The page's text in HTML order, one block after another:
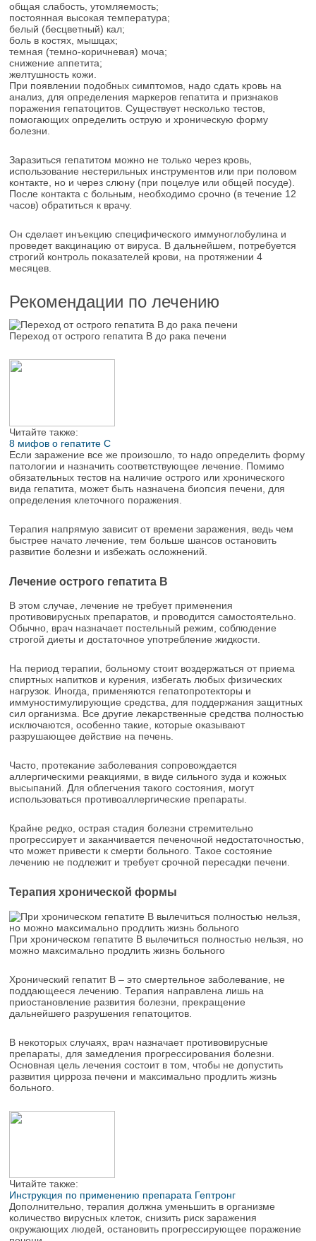
общая слабость, утомляемость;
постоянная высокая температура;
белый (бесцветный) кал;
боль в костях, мышцах;
темная (темно-коричневая) моча;
снижение аппетита;
желтушность кожи.
При появлении подобных симптомов, надо сдать кровь на
анализ, для определения маркеров гепатита и признаков
поражения гепатоцитов. Существует несколько тестов,
помогающих определить острую и хроническую форму
болезни.
Заразиться гепатитом можно не только через кровь,
использование нестерильных инструментов или при половом
контакте, но и через слюну (при поцелуе или общей посуде).
После контакта с больным, необходимо срочно (в течение 12
часов) обратиться к врачу.
Он сделает инъекцию специфического иммуноглобулина и
проведет вакцинацию от вируса. В дальнейшем, потребуется
строгий контроль показателей крови, на протяжении 4
месяцев.
Рекомендации по лечению
Переход от острого гепатита В до рака печени
Читайте также:
8 мифов о гепатите C
Если заражение все же произошло, то надо определить форму
патологии и назначить соответствующее лечение. Помимо
обязательных тестов на наличие острого или хронического
вида гепатита, может быть назначена биопсия печени, для
определения клеточного поражения.
Терапия напрямую зависит от времени заражения, ведь чем
быстрее начато лечение, тем больше шансов остановить
развитие болезни и избежать осложнений.
Лечение острого гепатита В
В этом случае, лечение не требует применения
противовирусных препаратов, и проводится самостоятельно.
Обычно, врач назначает постельный режим, соблюдение
строгой диеты и достаточное употребление жидкости.
На период терапии, больному стоит воздержаться от приема
спиртных напитков и курения, избегать любых физических
нагрузок. Иногда, применяются гепатопротекторы и
иммуностимулирующие средства, для поддержания защитных
сил организма. Все другие лекарственные средства полностью
исключаются, особенно такие, которые оказывают
разрушающее действие на печень.
Часто, протекание заболевания сопровождается
аллергическими реакциями, в виде сильного зуда и кожных
высыпаний. Для облегчения такого состояния, могут
использоваться противоаллергические препараты.
Крайне редко, острая стадия болезни стремительно
прогрессирует и заканчивается печеночной недостаточностью,
что может привести к смерти больного. Такое состояние
лечению не подлежит и требует срочной пересадки печени.
Терапия хронической формы
При хроническом гепатите В вылечиться полностью нельзя, но
можно максимально продлить жизнь больного
Хронический гепатит В – это смертельное заболевание, не
поддающееся лечению. Терапия направлена лишь на
приостановление развития болезни, прекращение
дальнейшего разрушения гепатоцитов.
В некоторых случаях, врач назначает противовирусные
препараты, для замедления прогрессирования болезни.
Основная цель лечения состоит в том, чтобы не допустить
развития цирроза печени и максимально продлить жизнь
больного.
Читайте также:
Инструкция по применению препарата Гептронг
Дополнительно, терапия должна уменьшить в организме
количество вирусных клеток, снизить риск заражения
окружающих людей, остановить прогрессирующее поражение